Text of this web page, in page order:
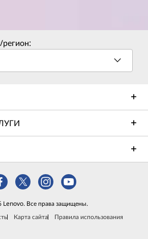
Lenovo. Все права защищены.
Карта сайта Правила использования